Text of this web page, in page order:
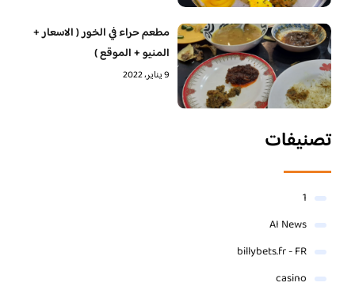
مطعم حراء في الخور ( الاسعار +
المنيو + الموقع )
9 يناير، 2022
تصنيفات
1
AI News
billybets.fr - FR
casino